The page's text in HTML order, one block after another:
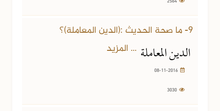
9- ما صحة الحديث :(الدين المعاملة)؟
الدين المعاملة ... المزيد